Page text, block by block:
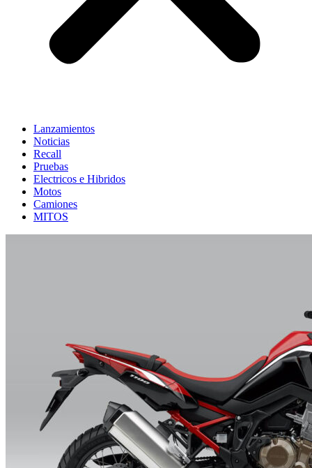
Lanzamientos
Noticias
Recall
Pruebas
Electricos e Hibridos
Motos
Camiones
MITOS